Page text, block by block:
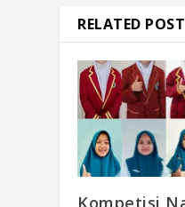
RELATED
Kompetisi